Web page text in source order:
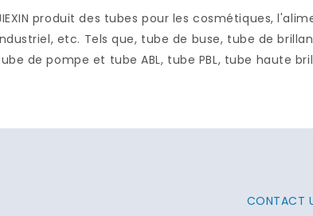
produit des tubes pour les cosmétiques,
etc. Tels que, tube de buse, tube de
de pompe et tube ABL, tube PBL, tube haute
CONTACT